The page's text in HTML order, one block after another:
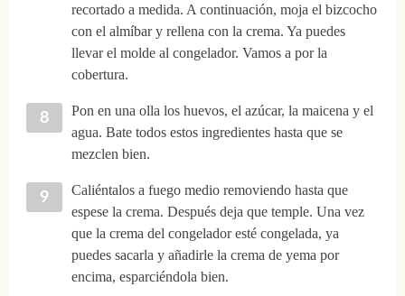
recortado a medida. A continuación, moja el bizcocho
con el almíbar y rellena con la crema. Ya puedes
llevar el molde al congelador. Vamos a por la
cobertura.
Pon en una olla los huevos, el azúcar, la maicena y el
agua. Bate todos estos ingredientes hasta que se
mezclen bien.
Caliéntalos a fuego medio removiendo hasta que
espese la crema. Después deja que temple. Una vez
que la crema del congelador esté congelada, ya
puedes sacarla y añadirle la crema de yema por
encima, esparciéndola bien.